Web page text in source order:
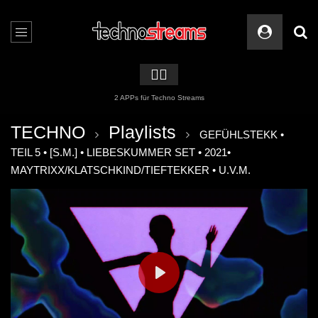
🏳️‍🌈
2 APPs für Techno Streams
TECHNO Playlists
GEFÜHLSTEKK •
TEIL 5 • [S.M.] • LIEBESKUMMER SET • 2021•
MAYTRIXX/KLATSCHKIND/TIEFTEKKER • U.V.M.
PLAY